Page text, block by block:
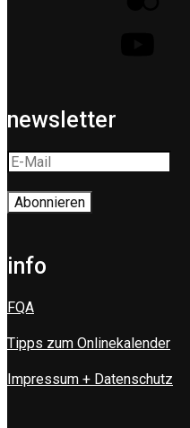
newsletter
info
FQA
Tipps zum Onlinekalender
Impressum + Datenschutz